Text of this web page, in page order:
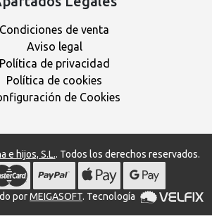
Condiciones de venta
Aviso legal
Política de privacidad
Política de cookies
de Cookies
e hijos, S.L.. Todos los derechos reservados.
porMEIGASOFT. Tecnología